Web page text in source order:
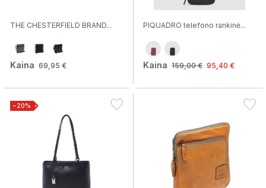
THE CHESTERFIELD BRAND...
Kaina 69,95 €
PIQUADRO telefono rankinė...
Kaina 159,00 € 95,40 €
−20%